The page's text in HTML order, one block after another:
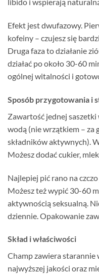
Efekt jest dwufazowy.
kofeiny – czujesz się
Druga faza to działanie
działać po około 30-60
ogólnej witalności i
Sposób przygotowania i
Zawartość jednej
wodą (nie wrzątkiem – za
składników aktywnych).
Możesz dodać cukier,
Najlepiej pić rano na
Możesz też wypić 30-60
aktywnością seksualną.
dziennie. Opakowanie
Skład i właściwości
Champ zawiera starannie
najwyższej jakości oraz